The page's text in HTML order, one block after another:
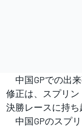
中国GPでの出
修正は、スプリ
決勝レースに持ち
中国GPのスプ